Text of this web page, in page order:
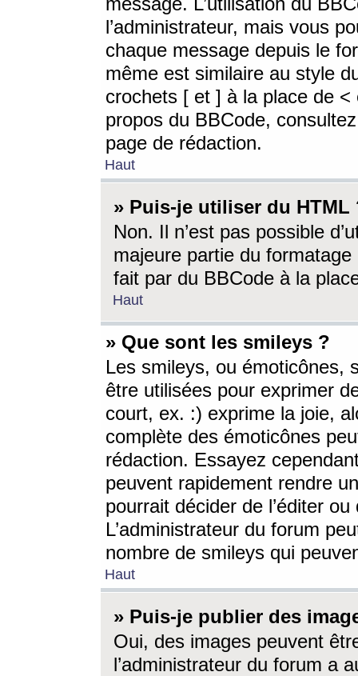
l’administrateur, mais vous
chaque message depuis le
même est similaire au style
crochets [ et ] à la place de <
propos du BBCode,
page de rédaction.
Haut
» Puis-je utiliser du HTML
Non. Il n’est pas possible
majeure partie du
fait par du BBCode à la
Haut
» Que sont les smileys ?
Les smileys, ou émoticônes,
être utilisées pour exprimer
court, ex. :) exprime la joie,
complète des émoticônes
rédaction. Essayez
peuvent rapidement rendre
pourrait décider de l’éditer
L’administrateur du forum
nombre de smileys qui
Haut
» Puis-je publier des
Oui, des images peuvent
l’administrateur du forum a